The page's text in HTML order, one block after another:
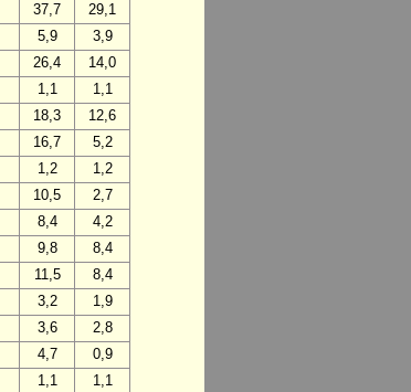
37,7
29,1
5,9
3,9
26,4
14,0
1,1
1,1
18,3
12,6
16,7
5,2
1,2
1,2
10,5
2,7
8,4
4,2
9,8
8,4
11,5
8,4
3,2
1,9
3,6
2,8
4,7
0,9
1,1
1,1